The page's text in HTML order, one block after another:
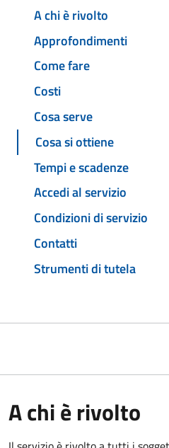
A chi è rivolto
Approfondimenti
Come fare
Costi
Cosa serve
Cosa si ottiene
Tempi e scadenze
Accedi al servizio
Condizioni di servizio
Contatti
Strumenti di tutela
A chi è rivolto